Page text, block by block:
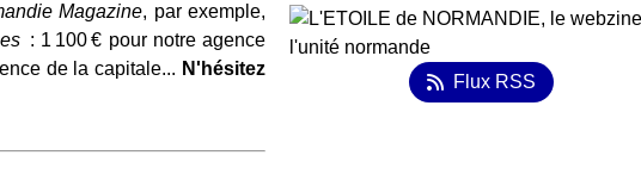
Magazine, par exemple,
: 1 100 € pour notre agence
de la capitale... N'hésitez
Flux RSS